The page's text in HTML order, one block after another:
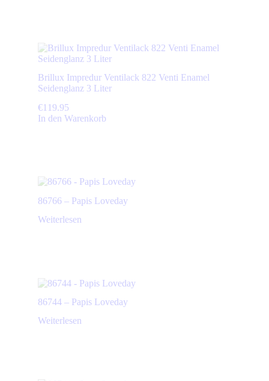
Brillux Impredur Ventilack 822 Venti Enamel
Seidenglanz 3 Liter
€119.95
In den Warenkorb
86766 – Papis Loveday
Weiterlesen
86744 – Papis Loveday
Weiterlesen